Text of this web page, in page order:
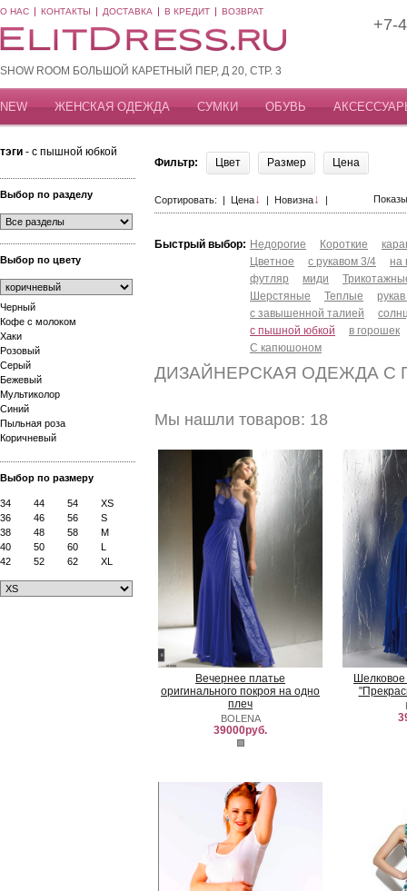
О НАС КОНТАКТЫ ДОСТАВКА В КРЕДИТ ВОЗВРАТ
SHOW ROOM БОЛЬШОЙ КАРЕТНЫЙ ПЕР, Д 20, СТР. 3
+7-
NEW ЖЕНСКАЯ ОДЕЖДА СУМКИ ОБУВЬ
тэги - с пышной юбкой
Выбор по разделу
Выбор по цвету
Черный
Кофе с молоком
Хаки
Розовый
Серый
Бежевый
Мультиколор
Синий
Пыльная роза
Коричневый
Выбор по размеру
34 44 54
XS
36
46 56
S
38
48 58
M
40
50 60
L
42
52 62 XL
Фильтр: Цвет Размер Цена
Сортировать: | Цена↓ | Новизна↓ |
Быстрый выбор: Недорогие Короткие
Цветное
с рукавом 3/4
на
футляр
миди
Шерстяные
Теплые
с завышенной талией
с пышной юбкой
в горошек
С капюшоном
ДИЗАЙНЕРСКАЯ ОДЕЖДА
Мы нашли товаров: 18
Вечернее платье
оригинального покроя на одно
плеч
BOLENA
39000руб.